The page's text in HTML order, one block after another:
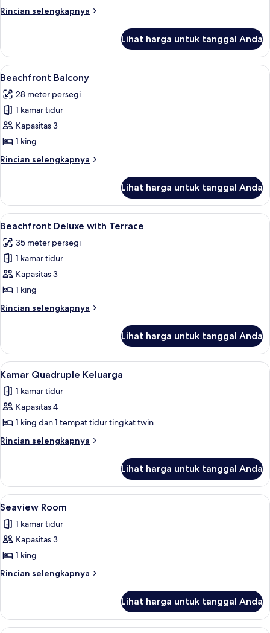
Superior
Rincian selengkapnya
Rincian
Kamar
Double
Superior
Lihat harga untuk tanggal Anda
Lihat
semua
foto
untuk
Beachfront
Balcony
7
Beachfront Balcony
28 meter persegi
1 kamar tidur
Kapasitas 3
1 king
Rincian selengkapnya
Rincian
Beachfront
Balcony
Lihat harga untuk tanggal Anda
Lihat
semua
foto
untuk
Beachfront
Deluxe
with
Terrace
Beachfront Deluxe with Terrace |
12
Beachfront Deluxe with Terrace
35 meter persegi
1 kamar tidur
Kapasitas 3
1 king
Rincian selengkapnya
Rincian
Beachfront
Deluxe
with
Lihat harga untuk tanggal Anda
Lihat
semua
foto
untuk
Kamar
Quadruple
Kamar Quadruple Keluarga | Seprai
5
Kamar Quadruple Keluarga
1 kamar tidur
Kapasitas 4
1 king dan 1 tempat tidur tingkat twin
Rincian selengkapnya
Rincian
Kamar
Quadruple
Keluarga
Lihat harga untuk tanggal Anda
Lihat
semua
foto
untuk
Seaview
Room
9
Seaview Room
1 kamar tidur
Kapasitas 3
1 king
Rincian selengkapnya
Rincian
Seaview
Room
Lihat harga untuk tanggal Anda